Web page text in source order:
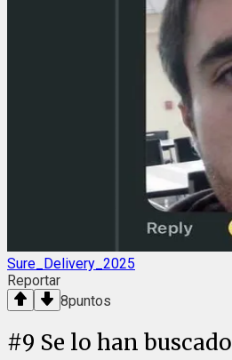
Sure_Delivery_2025
Reportar
8puntos
#9 Se lo han buscado